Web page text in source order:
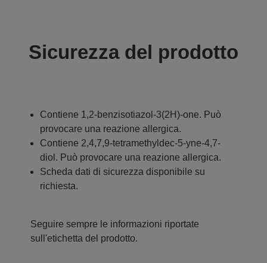
Sicurezza del prodotto
Contiene 1,2-benzisotiazol-3(2H)-one. Può
provocare una reazione allergica.
Contiene 2,4,7,9-tetramethyldec-5-yne-4,7-
diol. Può provocare una reazione allergica.
Scheda dati di sicurezza disponibile su
richiesta.
Seguire sempre le informazioni riportate
sull'etichetta del prodotto.